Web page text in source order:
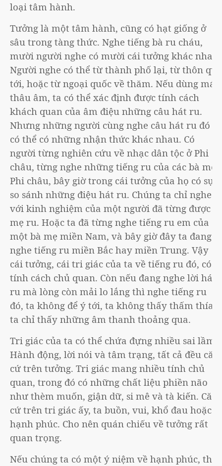
loại tâm hành.
Tưởng là một tâm hành, cũng có hạt giống ở
sâu trong tàng thức. Nghe tiếng bà ru cháu,
mười người nghe có mười cái tưởng khác nhau.
Người nghe có thể từ thành phố lại, từ thôn quê
tới, hoặc từ ngoại quốc về thăm. Nếu dùng máy
thâu âm, ta có thể xác định được tính cách
khách quan của âm điệu những câu hát ru.
Nhưng những người cùng nghe câu hát ru đó
có thể có những nhận thức khác nhau. Có
người từng nghiên cứu về nhạc dân tộc ở Phi
châu, từng nghe những tiếng ru của các bà mẹ
Phi châu, bây giờ trong cái tưởng của họ có sự
so sánh những điệu hát ru. Chúng ta chỉ nghe
với kinh nghiệm của một người đã từng được
mẹ ru. Hoặc ta đã từng nghe tiếng ru em của
một bà mẹ miền Nam, và bây giờ đây ta đang
nghe tiếng ru miền Bắc hay miền Trung. Vậy
cái tưởng, cái tri giác của ta về tiếng ru đó, có
tính cách chủ quan. Còn nếu đang nghe lời hát
ru mà lòng còn mải lo lắng thì nghe tiếng ru
đó, ta không để ý tới, ta không thấy thấm thía,
ta chỉ thấy những âm thanh thoảng qua.
Tri giác của ta có thể chứa đựng nhiều sai lầm.
Hành động, lời nói và tâm trạng, tất cả đều căn
cứ trên tưởng. Tri giác mang nhiều tính chủ
quan, trong đó có những chất liệu phiền não
như thèm muốn, giận dữ, si mê và tà kiến. Căn
cứ trên tri giác ấy, ta buồn, vui, khổ đau hoặc
hạnh phúc. Cho nên quán chiếu về tưởng rất
quan trọng.
Nếu chúng ta có một ý niệm về hạnh phúc, thì